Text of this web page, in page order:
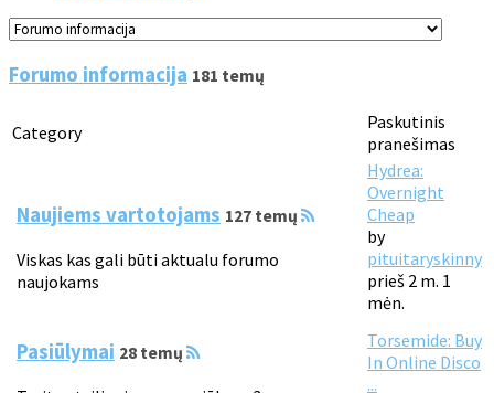
Forumo informacija 181 temų
Category
Paskutinis
pranešimas
Naujiems vartotojams 127 temų
Viskas kas gali būti aktualu forumo
naujokams
Hydrea:
Overnight
Cheap
by
pituitaryskinny
prieš 2 m. 1
mėn.
Pasiūlymai 28 temų
Torsemide: Buy
In Online Disco
...